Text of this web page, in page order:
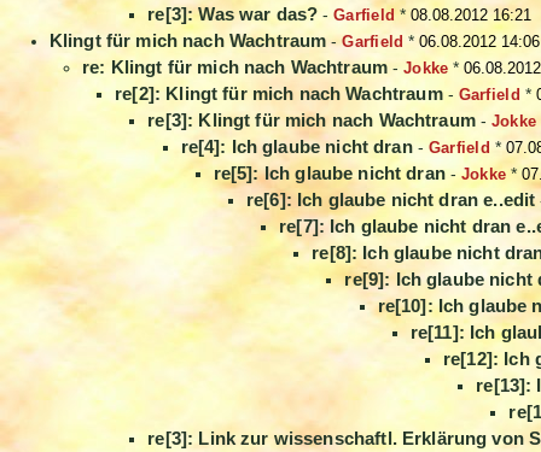
re[3]: Was war das? -Garfield *08.08.2012 16:21
Klingt für mich nach Wachtraum -Garfield *06.08.2012 14:06
re: Klingt für mich nach Wachtraum -Jokke *
re[2]: Klingt für mich nach Wachtraum- Garfield *
re[3]: Klingt für mich nach Wachtraum- Jokke
re[4]: Ich glaube nicht dran- Garfield *
re[5]: Ich glaube nicht dran-Jokke *
re[6]: Ich glaube nicht dran e..edit
re[7]: Ich glaube nicht dran
re[8]: Ich glaube nicht
re[9]: Ich glaube nicht
re[10]: Ich glaube
re[11]: Ich
re[12]: Ich
re[13]:
re[3]: Link zur wissenschaftl. Erklärung von